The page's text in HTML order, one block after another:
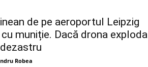
de pe aeroportul Leipzig
muniție. Dacă drona exploda
Robea